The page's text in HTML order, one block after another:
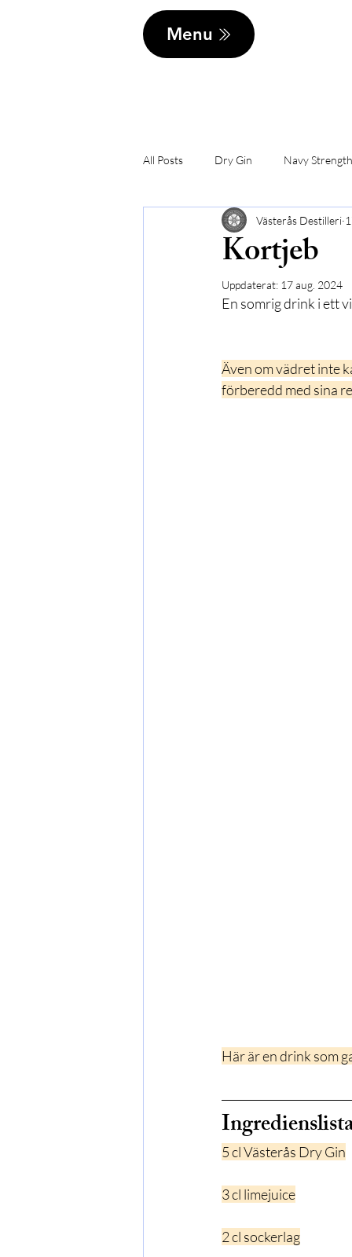
Menu
All Posts Dry Gin Navy
Kortjeb
Västerås Destilleri
Uppdaterat: 17 aug. 2024
En somrig drink i ett
Även om vädret inte
förberedd med sina
Här är en drink som
5 cl Västerås Dry Gin
3 cl limejuice
2 cl sockerlag